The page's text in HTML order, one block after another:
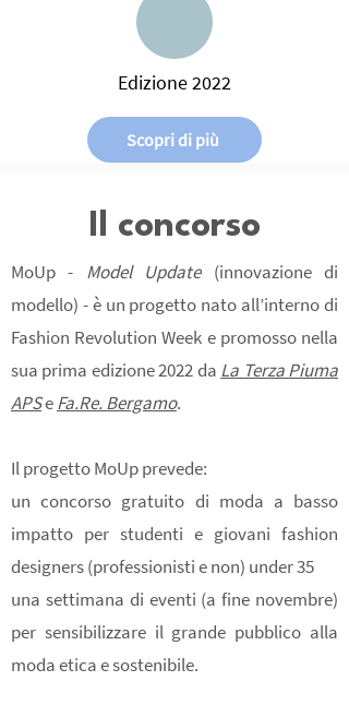
Edizione 2022
Scopri di più
Il concorso
MoUp - Model Update(innovazione di
modello) - è un progetto nato all’interno di
Fashion Revolution Week e promosso nella
sua prima edizione 2022 da La Terza Piuma
APSeFa.Re. Bergamo.
Il progetto MoUp prevede:
un concorso gratuito di moda a basso
impatto per studenti e giovani fashion
designers (professionisti e non) under 35
una settimana di eventi (a fine novembre)
per sensibilizzare il grande pubblico alla
moda etica e sostenibile.